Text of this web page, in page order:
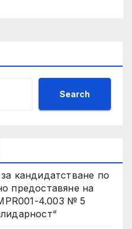
Search
кандидатстване по
предоставяне на
4.003 № 5